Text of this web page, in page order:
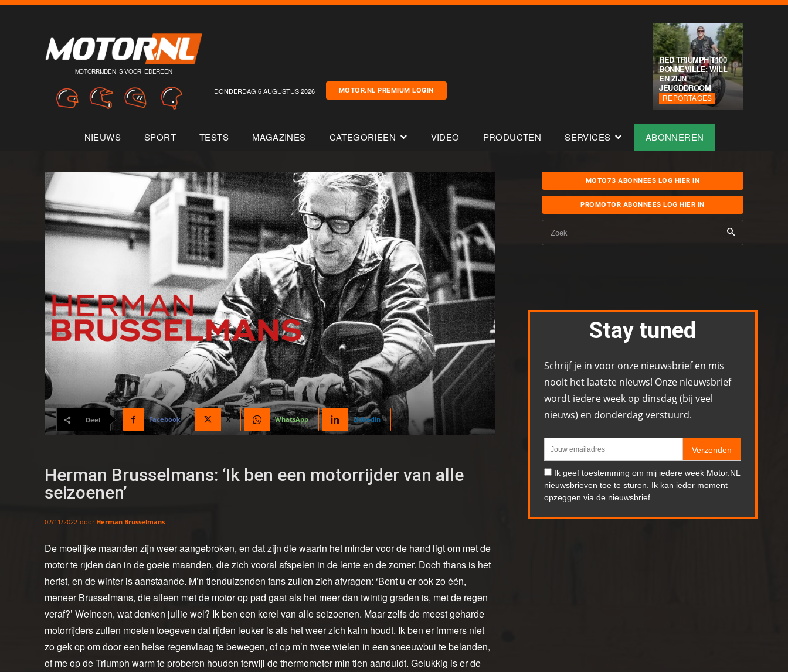
MOTORRIJDEN IS VOOR IEDEREEN
DONDERDAG 6 AUGUSTUS 2026 MOTOR.NL PREMIUM LOGIN
RED TRIUMPH T100
BONNEVILLE: WILL
EN ZIJN
JEUGDDROOM
REPORTAGES
NIEUWS SPORT TESTS MAGAZINES CATEGORIEEN VIDEO PRODUCTEN SERVICES ABONNEREN
Deel Facebook X WhatsApp Linkedin
Herman Brusselmans: ‘Ik ben een motorrijder van alle
seizoenen’
02/11/2022 door Herman Brusselmans
De moeilijke maanden zijn weer aangebroken, en dat zijn die waarin het minder voor de hand ligt om met de
motor te rijden dan in de goeie maanden, die zich vooral afspelen in de lente en de zomer. Doch thans is het
herfst, en de winter is aanstaande. M’n tienduizenden fans zullen zich afvragen: ‘Bent u er ook zo één,
meneer Brusselmans, die alleen met de motor op pad gaat als het meer dan twintig graden is, met de regen
veraf?’ Welneen, wat denken jullie wel? Ik ben een kerel van alle seizoenen. Maar zelfs de meest geharde
motorrijders zullen moeten toegeven dat rijden leuker is als het weer zich kalm houdt. Ik ben er immers niet
zo gek op om door een helse regenvlaag te bewegen, of op m’n twee wielen in een sneeuwbui te belanden,
of me op de Triumph warm te proberen houden terwijl de thermometer min tien aanduidt. Gelukkig is er de
MOTO73 ABONNEES LOG HIER IN
PROMOTOR ABONNEES LOG HIER IN
Zoek
Stay tuned
Schrijf je in voor onze nieuwsbrief en mis
nooit het laatste nieuws! Onze nieuwsbrief
wordt iedere week op dinsdag (bij veel
nieuws) en donderdag verstuurd.
Verzenden
Ik geef toestemming om mij iedere week Motor.NL
nieuwsbrieven toe te sturen. Ik kan ieder moment
opzeggen via de nieuwsbrief.